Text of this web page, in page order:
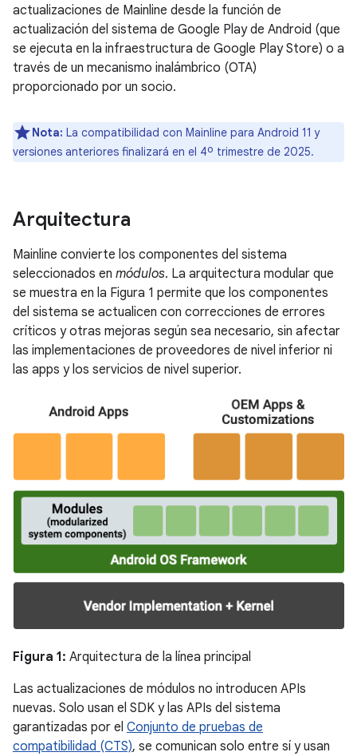
actualizaciones de Mainline desde la función de
actualización del sistema de Google Play de Android (que
se ejecuta en la infraestructura de Google Play Store) o a
través de un mecanismo inalámbrico (OTA)
proporcionado por un socio.
Nota: La compatibilidad con Mainline para Android 11 y
versiones anteriores finalizará en el 4º trimestre de 2025.
Arquitectura
Mainline convierte los componentes del sistema
seleccionados en módulos. La arquitectura modular que
se muestra en la Figura 1 permite que los componentes
del sistema se actualicen con correcciones de errores
críticos y otras mejoras según sea necesario, sin afectar
las implementaciones de proveedores de nivel inferior ni
las apps y los servicios de nivel superior.
Figura 1: Arquitectura de la línea principal
Las actualizaciones de módulos no introducen APIs
nuevas. Solo usan el SDK y las APIs del sistema
garantizadas por el Conjunto de pruebas de
compatibilidad (CTS), se comunican solo entre sí y usan